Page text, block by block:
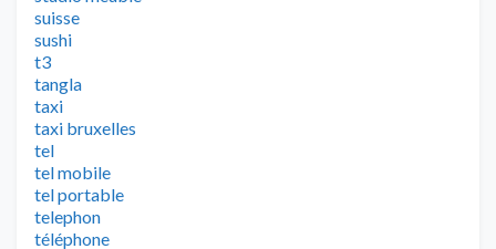
suisse
sushi
t3
tangla
taxi
taxi bruxelles
tel
tel mobile
tel portable
telephon
téléphone